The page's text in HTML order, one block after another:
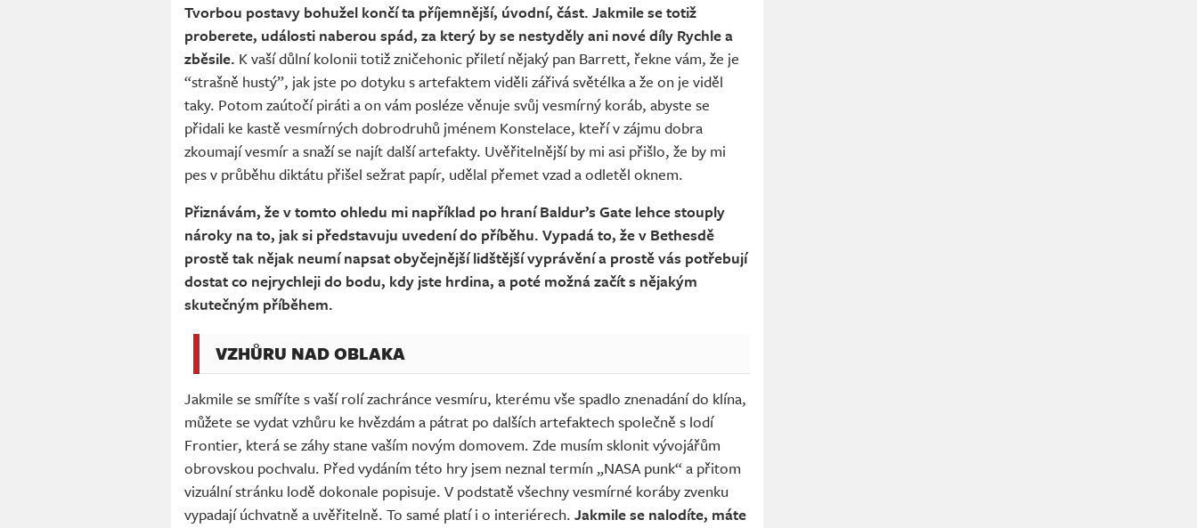
Tvorbou postavy bohužel končí ta příjemnější, úvodní, část. Jakmile se totiž
proberete, události naberou spád, za který by se nestyděly ani nové díly Rychle a
zběsile. K vaší důlní kolonii totiž zničehonic přiletí nějaký pan Barrett, řekne vám, že je
“strašně hustý”, jak jste po dotyku s artefaktem viděli zářivá světélka a že on je viděl
taky. Potom zaútočí piráti a on vám posléze věnuje svůj vesmírný koráb, abyste se
přidali ke kastě vesmírných dobrodruhů jménem Konstelace, kteří v zájmu dobra
zkoumají vesmír a snaží se najít další artefakty. Uvěřitelnější by mi asi přišlo, že by mi
pes v průběhu diktátu přišel sežrat papír, udělal přemet vzad a odletěl oknem.
Přiznávám, že v tomto ohledu mi například po hraní Baldur’s Gate lehce stouply
nároky na to, jak si představuju uvedení do příběhu. Vypadá to, že v Bethesdě
prostě tak nějak neumí napsat obyčejnější lidštější vyprávění a prostě vás potřebují
dostat co nejrychleji do bodu, kdy jste hrdina, a poté možná začít s nějakým
skutečným příběhem.
VZHŮRU NAD OBLAKA
Jakmile se smíříte s vaší rolí zachránce vesmíru, kterému vše spadlo znenadání do klína,
můžete se vydat vzhůru ke hvězdám a pátrat po dalších artefaktech společně s lodí
Frontier, která se záhy stane vaším novým domovem. Zde musím sklonit vývojářům
obrovskou pochvalu. Před vydáním této hry jsem neznal termín „NASA punk“ a přitom
vizuální stránku lodě dokonale popisuje. V podstatě všechny vesmírné koráby zvenku
vypadají úchvatně a uvěřitelně. To samé platí i o interiérech. Jakmile se nalodíte, máte